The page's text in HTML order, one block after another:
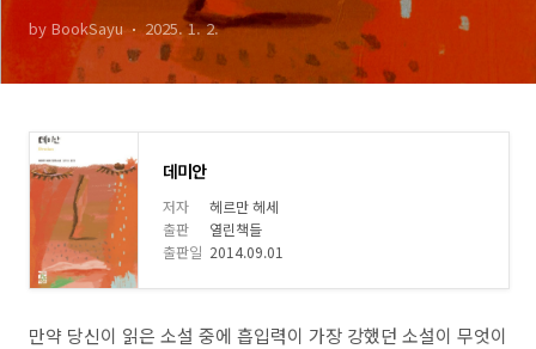
by BookSayu 2025. 1. 2.
데미안
저자
헤르만 헤세
출판
열린책들
출판일 2014.09.01
만약 당신이 읽은 소설 중에 흡입력이 가장 강했던 소설이 무엇이